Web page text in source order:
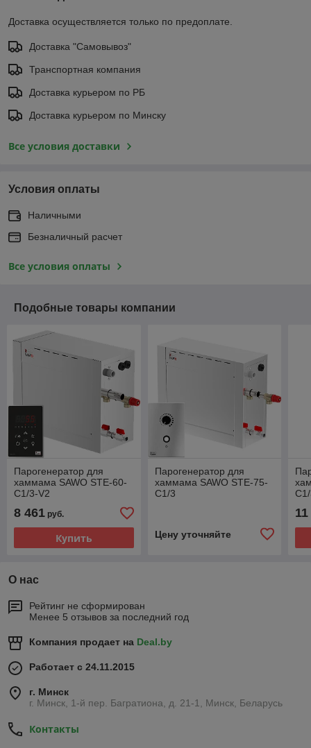
Доставка осуществляется только по предоплате.
Доставка "Самовывоз"
Транспортная компания
Доставка курьером по РБ
Доставка курьером по Минску
Все условия доставки
Условия оплаты
Наличными
Безналичный расчет
Все условия оплаты
Подобные товары компании
Парогенератор для
хаммама SAWO STE-60-
С1/3-V2
8 461 руб.
Купить
Парогенератор для
хаммама SAWO STE-75-
C1/3
Цену уточняйте
О нас
Рейтинг не сформирован
Менее 5 отзывов за последний год
Компания продает на Deal.by
Работает с 24.11.2015
г. Минск
г. Минск, 1-й пер. Багратиона, д. 21-1, Минск, Беларусь
Контакты